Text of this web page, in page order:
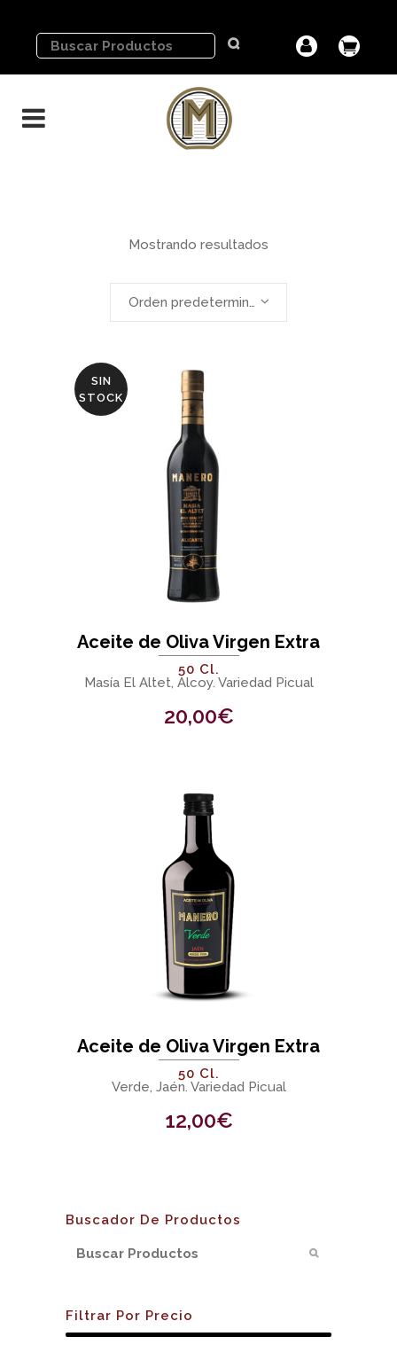
Mostrando resultados
Orden predeterminado
SIN
STOCK
Aceite de Oliva Virgen Extra
50 Cl.
Masía El Altet, Alcoy. Variedad Picual
20,00€
Aceite de Oliva Virgen Extra
50 Cl.
Verde, Jaén. Variedad Picual
12,00€
Buscador De Productos
Filtrar Por Precio